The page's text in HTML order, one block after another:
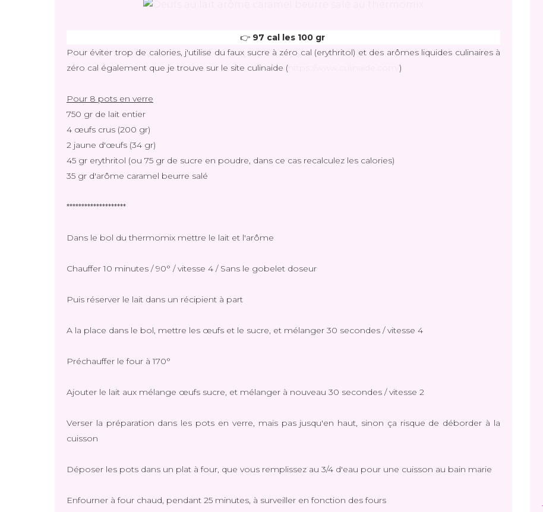
👉 97 cal les 100 gr
Pour éviter trop de calories, j'utilise du faux sucre à zéro cal (erythritol) et des arômes liquides culinaires à
zéro cal également que je trouve sur le site culinaide (
)
Pour 8 pots en verre
750 gr de lait entier
4 œufs crus (200 gr)
2 jaune d'œufs (34 gr)
45 gr erythritol (ou 75 gr de sucre en poudre, dans ce cas recalculez les calories)
35 gr d'arôme caramel beurre salé
********************
Dans le bol du thermomix mettre le lait et l'arôme
Chauffer 10 minutes / 90° / vitesse 4 / Sans le gobelet doseur
Puis réserver le lait dans un récipient à part
A la place dans le bol, mettre les œufs et le sucre, et mélanger 30 secondes / vitesse 4
Préchauffer le four à 170°
Ajouter le lait aux mélange œufs sucre, et mélanger à nouveau 30 secondes / vitesse 2
Verser la préparation dans les pots en verre, mais pas jusqu'en haut, sinon ça risque de déborder à la
cuisson
Déposer les pots dans un plat à four, que vous remplissez au 3/4 d'eau pour une cuisson au bain marie
Enfourner à four chaud, pendant 25 minutes, à surveiller en fonction des fours